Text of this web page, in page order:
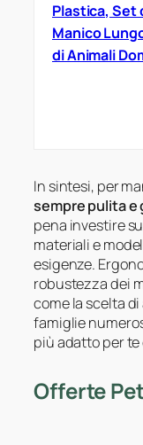
Plastica, Set
Manico
di Animali
In sintesi, per
sempre pulita e
pena investire
materiali e
esigenze.
robustezza dei
come la scelta
famiglie
più adatto per te
Offerte